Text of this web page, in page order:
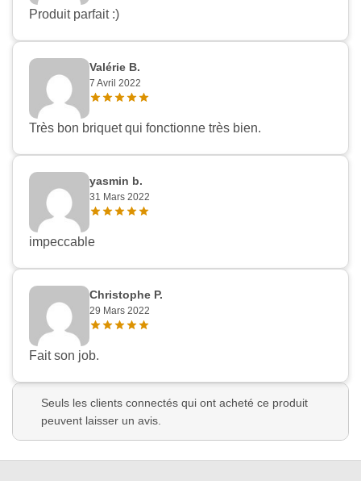
Produit parfait :)
Valérie B.
7 Avril 2022
Très bon briquet qui fonctionne très bien.
yasmin b.
31 Mars 2022
impeccable
Christophe P.
29 Mars 2022
Fait son job.
Seuls les clients connectés qui ont acheté ce produit
peuvent laisser un avis.